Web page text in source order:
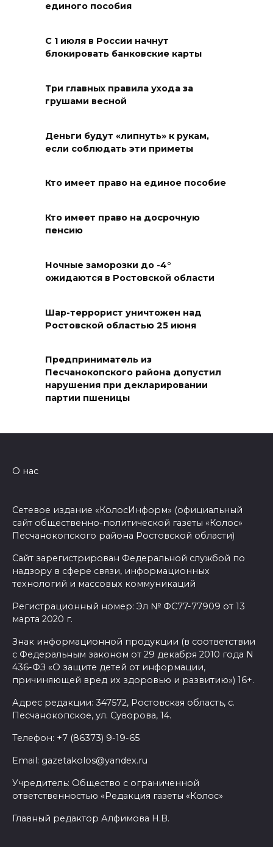
единого пособия
С 1 июля в России начнут
блокировать банковские карты
Три главных правила ухода за
грушами весной
Деньги будут «липнуть» к рукам,
если соблюдать эти приметы
Кто имеет право на единое пособие
Кто имеет право на досрочную
пенсию
Ночные заморозки до -4°
ожидаются в Ростовской области
Шар-террорист уничтожен над
Ростовской областью 25 июня
Предприниматель из
Песчанокопского района допустил
нарушения при декларировании
партии пшеницы
О нас
Сетевое издание «КолосИнформ» (официальный
сайт общественно-политической газеты «Колос»
Песчанокопского района Ростовской области)
Сайт зарегистрирован Федеральной службой по
надзору в сфере связи, информационных
технологий и массовых коммуникаций
Регистрационный номер: Эл № ФС77-77909 от 13
марта 2020 г.
Знак информационной продукции (в соответствии
с Федеральным законом от 29 декабря 2010 года N
436-ФЗ «О защите детей от информации,
причиняющей вред их здоровью и развитию») 16+.
Адрес редакции: 347572, Ростовская область, с.
Песчанокопское, ул. Суворова, 14.
Телефон: +7 (86373) 9-19-65
Email: gazetakolos@yandex.ru
Учредитель: Общество с ограниченной
ответственностью «Редакция газеты «Колос»
Главный редактор Алфимова Н.В.